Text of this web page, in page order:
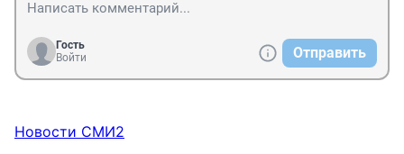
Гость
Войти
Отправить
Новости СМИ2